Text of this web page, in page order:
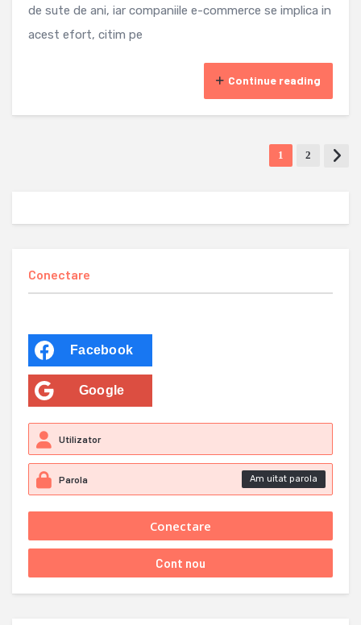
de sute de ani, iar companiile e-commerce se implica in
acest efort, citim pe
Continue reading
1 2
Conectare
Facebook
Google
Am uitat parola